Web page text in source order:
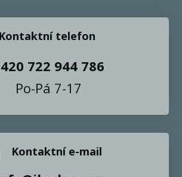
Kontaktní telefon
722 944 786
Po-Pá 7-17
Kontaktní e-mail